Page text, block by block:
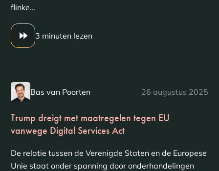
flinke…
3 minuten lezen
Bas van Poorten 26 augustus 2025
Trump dreigt met maatregelen tegen EU
vanwege Digital Services Act
De relatie tussen de Verenigde Staten en de Europese
Unie staat onder spanning door onderhandelingen